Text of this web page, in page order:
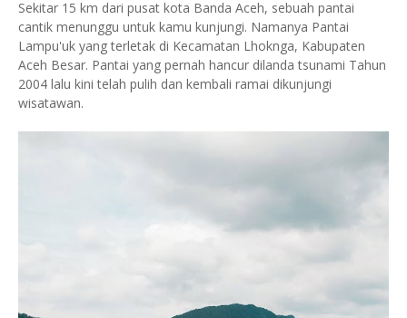
Sekitar 15 km dari pusat kota Banda Aceh, sebuah pantai
cantik menunggu untuk kamu kunjungi. Namanya Pantai
Lampu'uk yang terletak di Kecamatan Lhoknga, Kabupaten
Aceh Besar. Pantai yang pernah hancur dilanda tsunami Tahun
2004 lalu kini telah pulih dan kembali ramai dikunjungi
wisatawan.